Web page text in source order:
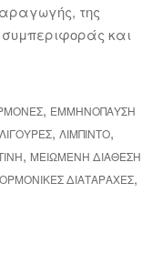
της
συμπεριφοράς και
, ΕΜΜΗΝΌΠΑΥΣΗ
ΛΙΓΟΎΡΕΣ, ΛΊΜΠΙΝΤΟ,
, ΜΕΙΩΜΈΝΗ ΔΙΆΘΕΣΗ
ΟΡΜΟΝΙΚΈΣ ΔΙΑΤΑΡΑΧΈΣ,